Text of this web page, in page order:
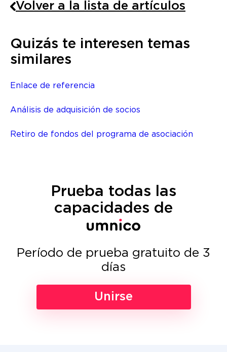
Volver a la lista de artículos
Quizás te interesen temas
similares
Enlace de referencia
Análisis de adquisición de socios
Retiro de fondos del programa de asociación
Prueba todas las
capacidades de
Período de prueba gratuito de 3
días
Unirse